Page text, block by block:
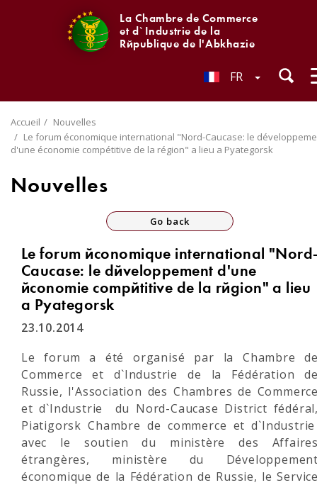
La Chambre de Commerce
et d`Industrie de la
République de l'Abkhazie
FR
Accueil
Nouvelles
Le forum économique international "Nord-Caucase: le
d'une économie compétitive de la région" a lieu a Pyategorsk
Nouvelles
Go back
Le forum économique international
Caucase: le développement d'une
économie compétitive de la région" a lieu
a Pyategorsk
23.10.2014
Le forum a été organisé par la Chambre
Commerce et d`Industrie de la Fédération
Russie, l'Association des Chambres de
et d`Industrie du Nord-Caucase District
Piatigorsk Chambre de commerce et
avec le soutien du ministère des
étrangères, ministère du
économique de la Fédération de Russie, le